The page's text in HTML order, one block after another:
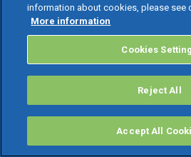
GESTIONE STUDIO
Scopri come trasformare la gestione
processo digitale, organizzato e a
information about cookies, please see
More information
Cookies
Reject All
Accept All